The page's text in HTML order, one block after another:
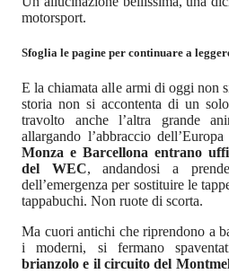
motorsport.
Sfoglia le pagine per continuare a
E la chiamata alle armi di oggi non
storia non si accontenta di un
travolto anche l’altra grande
allargando l’abbraccio
Monza e Barcellona entrano
del WEC, andandosi a
dell’emergenza per sostituire le
tappabuchi. Non ruote di scorta.
Ma cuori antichi che riprendono a
i moderni, si fermano
brianzolo e il circuito del